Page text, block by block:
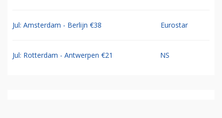
Jul: Amsterdam - Berlijn €38 Eurostar
Jul: Rotterdam - Antwerpen €21 NS